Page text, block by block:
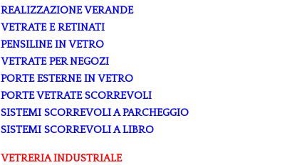
REALIZZAZIONE VERANDE
VETRATE E RETINATI
PENSILINE IN VETRO
VETRATE PER NEGOZI
PORTE ESTERNE IN VETRO
PORTE VETRATE SCORREVOLI
SISTEMI SCORREVOLI A PARCHEGGIO
SISTEMI SCORREVOLI A LIBRO
VETRERIA INDUSTRIALE